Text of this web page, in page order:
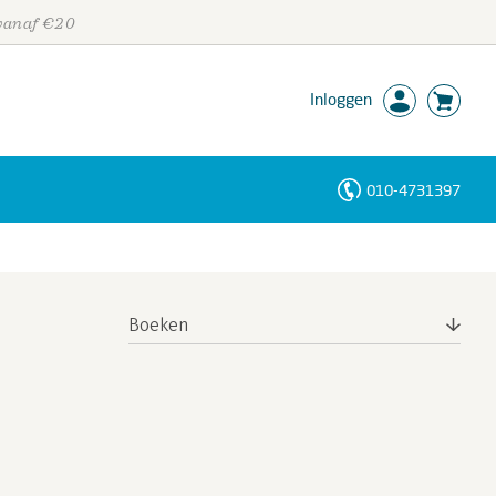
€20
Inloggen
010-4731397
Boeken
Personen